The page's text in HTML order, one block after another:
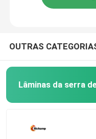
OUTRAS
Lâminas da serra